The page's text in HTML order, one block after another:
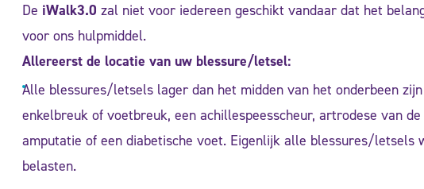
De iWalk3.0 zal niet voor iedereen geschikt vandaar dat het
voor ons hulpmiddel.
Allereerst de locatie van uw blessure/letsel:
Alle blessures/letsels lager dan het midden van het onderbeen
enkelbreuk of voetbreuk, een achillespeesscheur, artrodese van
amputatie of een diabetische voet. Eigenlijk alle blessures/letsels
belasten.